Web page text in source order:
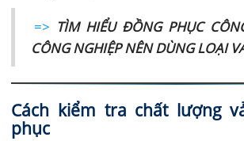
=> TÌM HIỂU ĐỒNG PHỤC
CÔNG NGHIỆP NÊN DÙNG LOẠI
Cách kiểm tra chất lượng
phục